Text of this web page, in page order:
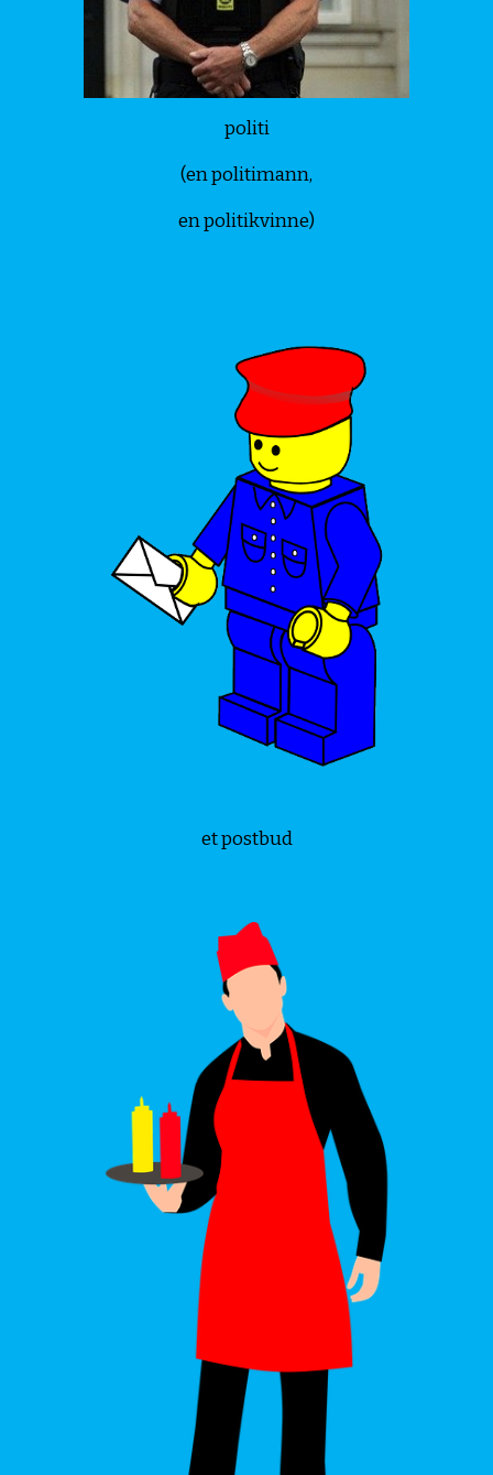
politi
(en politimann,
en politikvinne)
et postbud